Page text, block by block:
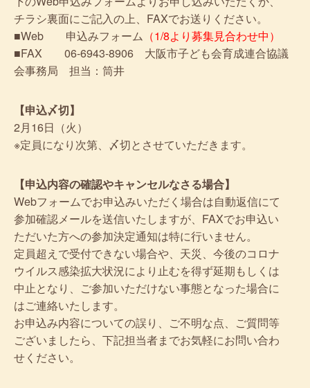
チラシ裏面にご記入の上、FAXでお送りください。
■Web 申込みフォーム （1/8より募集見合わせ中）
■FAX 06-6943-8906 大阪市子ども会育成連合協議
会事務局 担当：筒井
【申込〆切】
2月16日（火）
※定員になり次第、〆切とさせていただきます。
【申込内容の確認やキャンセルなさる場合】
Webフォームでお申込みいただく場合は自動返信にて
参加確認メールを送信いたしますが、FAXでお申込い
ただいた方への参加決定通知は特に行いません。
定員超えで受付できない場合や、天災、今後のコロナ
ウイルス感染拡大状況により止むを得ず延期もしくは
中止となり、ご参加いただけない事態となった場合に
はご連絡いたします。
お申込み内容についての誤り、ご不明な点、ご質問等
ございましたら、下記担当者までお気軽にお問い合わ
せください。